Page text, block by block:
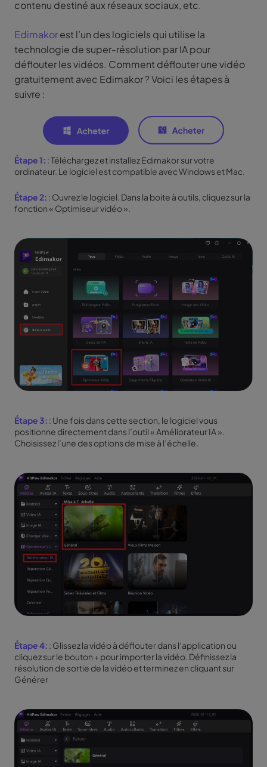
contenu destiné aux réseaux sociaux, etc.
Edimakorest l’un des logiciels qui utilise la
technologie de super-résolution par IA pour
déflouter les vidéos. Comment déflouter une vidéo
gratuitement avec Edimakor ? Voici les étapes à
suivre :
Étape 1: : Téléchargez et installez Edimakor sur votre
ordinateur. Le logiciel est compatible avec Windows et Mac.
Étape 2: : Ouvrez le logiciel. Dans la boite à outils, cliquez sur la
fonction « Optimiseur vidéo ».
Étape 3: : Une fois dans cette section, le logiciel vous
positionne directement dans l’outil « Améliorateur IA ».
Choisissez l’une des options de mise à l’échelle.
Étape 4: : Glissez la vidéo à déflouter dans l’application ou
cliquez sur le bouton + pour importer la vidéo. Définissez la
résolution de sortie de la vidéo et terminez en cliquant sur
Générer